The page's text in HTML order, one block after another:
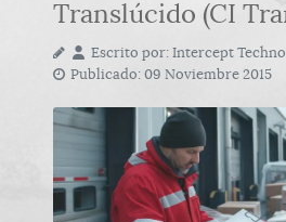
Translúcido (CI
Escrito por:Intercept
Publicado: 09 Noviembre 2015